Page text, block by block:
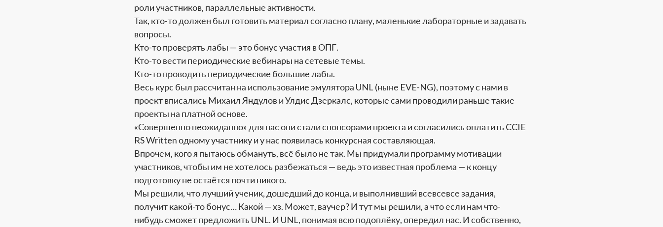
роли участников, параллельные активности.
Так, кто-то должен был готовить материал согласно плану, маленькие лабораторные и задавать
вопросы.
Кто-то проверять лабы — это бонус участия в ОПГ.
Кто-то вести периодические вебинары на сетевые темы.
Кто-то проводить периодические большие лабы.
Весь курс был рассчитан на использование эмулятора UNL (ныне EVE-NG), поэтому с нами в
проект вписались Михаил Яндулов и Улдис Дзеркалс, которые сами проводили раньше такие
проекты на платной основе.
«Совершенно неожиданно» для нас они стали спонсорами проекта и согласились оплатить CCIE
RS Written одному участнику и у нас появилась конкурсная составляющая.
Впрочем, кого я пытаюсь обмануть, всё было не так. Мы придумали программу мотивации
участников, чтобы им не хотелось разбежаться — ведь это известная проблема — к концу
подготовку не остаётся почти никого.
Мы решили, что лучший ученик, дошедший до конца, и выполнивший всевсевсе задания,
получит какой-то бонус… Какой — хз. Может, ваучер? И тут мы решили, а что если нам что-
нибудь сможет предложить UNL. И UNL, понимая всю подоплёку, опередил нас. И собственно,